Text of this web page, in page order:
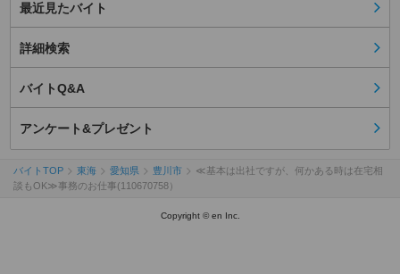
最近見たバイト
詳細検索
バイトQ&A
アンケート&プレゼント
バイトTOP 東海 愛知県 豊川市
≪基本は出社ですが、何かある時は在宅相
談もOK≫事務のお仕事(110670758）
Copyright © en Inc.